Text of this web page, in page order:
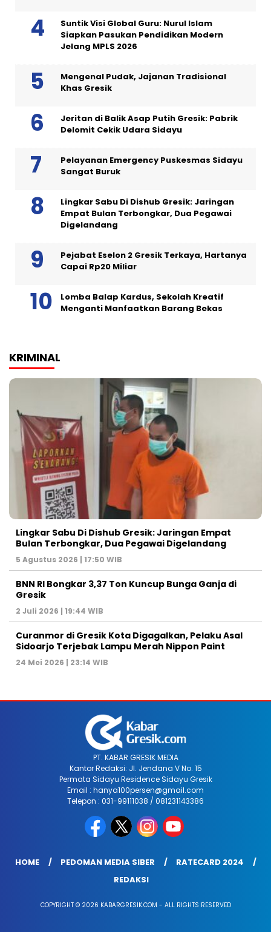
Suntik Visi Global Guru: Nurul Islam
Siapkan Pasukan Pendidikan Modern
Jelang MPLS 2026
Mengenal Pudak, Jajanan Tradisional
Khas Gresik
Jeritan di Balik Asap Putih Gresik: Pabrik
Delomit Cekik Udara Sidayu
Pelayanan Emergency Puskesmas Sidayu
Sangat Buruk
Lingkar Sabu Di Dishub Gresik: Jaringan
Empat Bulan Terbongkar, Dua Pegawai
Digelandang
Pejabat Eselon 2 Gresik Terkaya, Hartanya
Capai Rp20 Miliar
Lomba Balap Kardus, Sekolah Kreatif
Menganti Manfaatkan Barang Bekas
KRIMINAL
Lingkar Sabu Di Dishub Gresik: Jaringan Empat
Bulan Terbongkar, Dua Pegawai Digelandang
5 Agustus 2026 | 17:50 WIB
BNN RI Bongkar 3,37 Ton Kuncup Bunga Ganja di
Gresik
2 Juli 2026 | 19:44 WIB
Curanmor di Gresik Kota Digagalkan, Pelaku Asal
Sidoarjo Terjebak Lampu Merah Nippon Paint
24 Mei 2026 | 23:14 WIB
PT. KABAR GRESIK MEDIA
Kantor Redaksi: Jl. Jendana V No. 15
Permata Sidayu Residence Sidayu Gresik
Email : hanya100persen@gmail.com
Telepon : 031-99111038 / 081231143386
HOME PEDOMAN MEDIA SIBER
RATECARD 2024
REDAKSI
COPYRIGHT © 2026 KABARGRESIK.COM - ALL RIGHTS RESERVED